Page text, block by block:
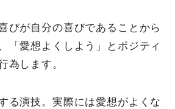
びが自分の喜びであることから
「愛想よくしよう」とポジティ
為します。
演技。実際には愛想がよくな